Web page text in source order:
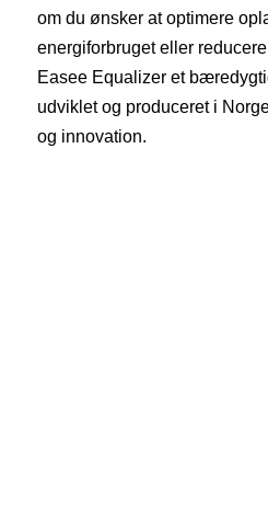
om du ønsker at optimere
energiforbruget eller
Easee Equalizer et
udviklet og produceret i
og innovation.